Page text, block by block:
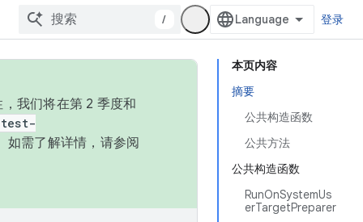
/ 登录
本页内容
摘要
公共构造函数
公共方法
公共构造函数
RunOnSystemUs
erTargetPreparer
我们将在第 2 季度和
如需了解详情，请参阅